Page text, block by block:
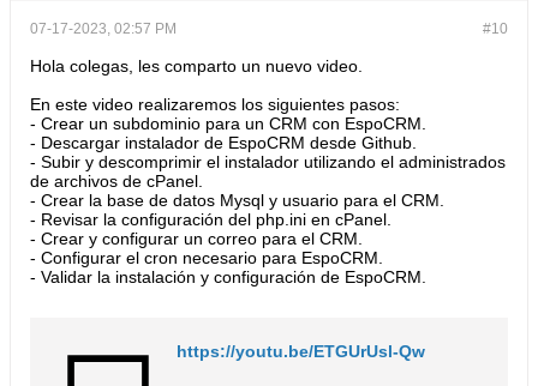
#10
07-17-2023, 02:57 PM
Hola colegas, les comparto un nuevo video.
En este video realizaremos los siguientes pasos:
- Crear un subdominio para un CRM con EspoCRM.
- Descargar instalador de EspoCRM desde Github.
- Subir y descomprimir el instalador utilizando el administrados
de archivos de cPanel.
- Crear la base de datos Mysql y usuario para el CRM.
- Revisar la configuración del php.ini en cPanel.
- Crear y configurar un correo para el CRM.
- Configurar el cron necesario para EspoCRM.
- Validar la instalación y configuración de EspoCRM.​
https://youtu.be/ETGUrUsl-Qw